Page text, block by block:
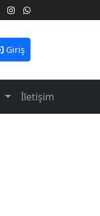
Giriş
İletişim